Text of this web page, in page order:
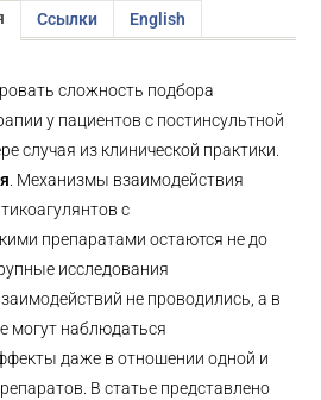
Ссылки English
сложность подбора
у пациентов с постинсультной
случая из клинической практики.
. Механизмы взаимодействия
с
препаратами остаются не до
исследования
не проводились, а в
могут наблюдаться
даже в отношении одной и
В статье представлено